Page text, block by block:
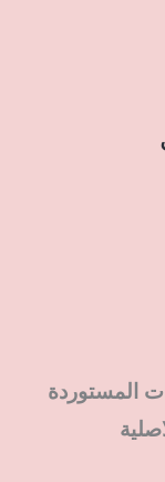
المستوردة